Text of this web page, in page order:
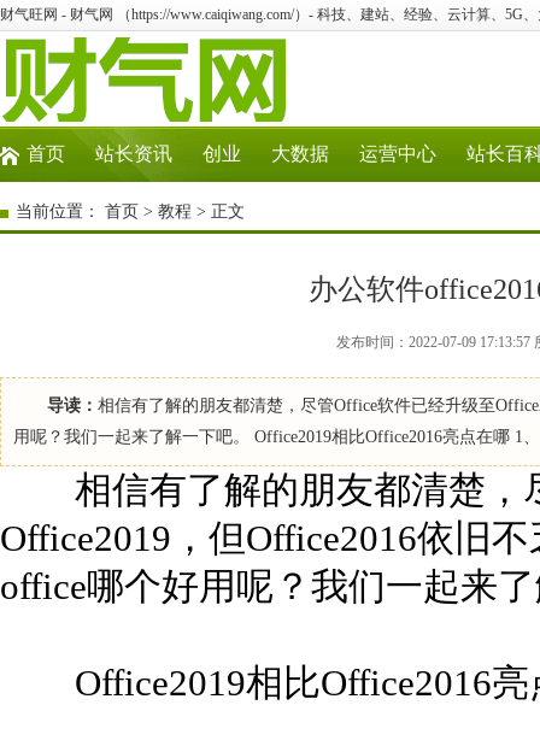
财气旺网 - 财气网 （https://www.caiqiwang.com/）- 科技、建站、经验、云计算、5G
首页 站长资讯 创业 大数据 运营中心 站长百
当前位置： 首页 > 教程 > 正文
办公软件
发布时间：2022-07-09
导读： 相信有了解的朋友都清楚，尽管Office软件已经升级至
用呢？我们一起来了解一下吧。 Office2019相比Office2016亮点在哪
相信有了解的朋友都清楚，
Office2019，但Office2016依旧
office哪个好用呢？我们一起来
Office2019相比Office2016亮